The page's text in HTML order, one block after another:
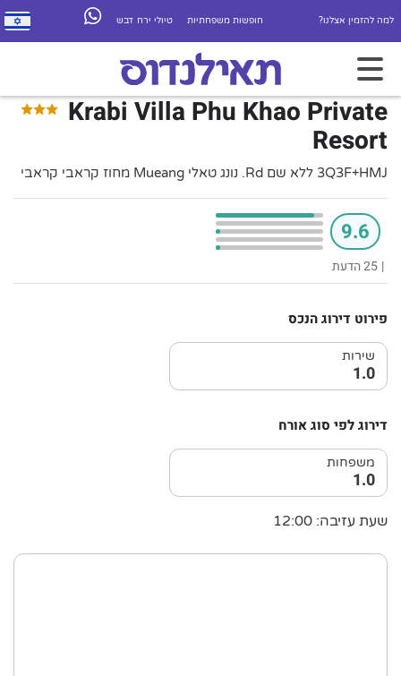
למה להזמין אצלנו? חופשות משפחתיות טיולי ירח דבש
Krabi Villa Phu Khao Private
Resort
3Q3F+HMJ ללא שם Rd. נונג טאלי Mueang מחוז קראבי קראבי
9.6
| 25 הדעת
פירוט דירוג הנכס
שירות
1.0
דירוג לפי סוג אורח
משפחות
1.0
שעת עזיבה: 12:00